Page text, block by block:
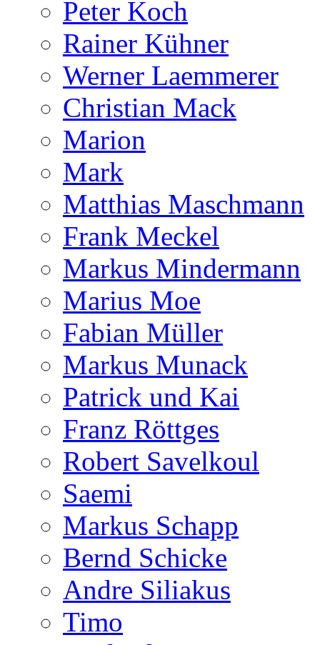
Peter Koch
Rainer Kühner
Werner Laemmerer
Christian Mack
Marion
Mark
Matthias Maschmann
Frank Meckel
Markus Mindermann
Marius Moe
Fabian Müller
Markus Munack
Patrick und Kai
Franz Röttges
Robert Savelkoul
Saemi
Markus Schapp
Bernd Schicke
Andre Siliakus
Timo